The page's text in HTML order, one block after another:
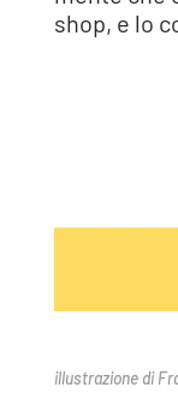
shop, e lo
illustrazione di